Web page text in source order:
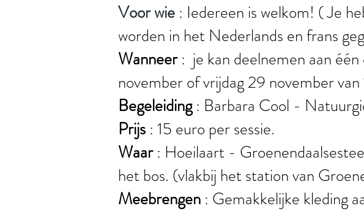
Voor wie : Iedereen is welkom! ( Je
worden in het Nederlands en frans
Wanneer: je kan deelnemen aan één
november of vrijdag 29 november
Begeleiding: Barbara Cool -
Prijs : 15 euro per sessie.
Waar: Hoeilaart -
het bos. (vlakbij het station van
Meebrengen : Gemakkelijke kleding